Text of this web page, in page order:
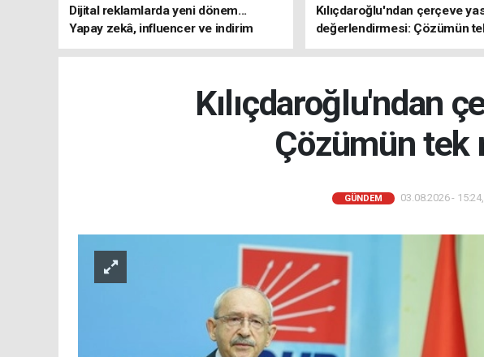
Dijital reklamlarda yeni dönem...
Yapay zekâ, influencer ve indirim
kampanyalarına sıkı kurallar
Kılıçdaroğlu'ndan çerçeve
değerlendirmesi: Çözümün
adresi TBMM'dir
Kılıçdaroğlu'ndan
Çözümün tek
GÜNDEM 03.08.2026 -